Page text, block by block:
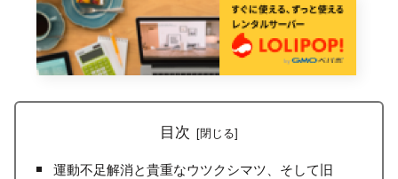
目次
運動不足解消と貴重なウツクシマツ、そして旧